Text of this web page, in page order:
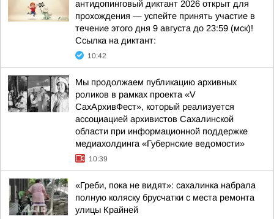
антидопинговый диктант 2026 открыт для
прохождения — успейте принять участие в
течение этого дня 9 августа до 23:59 (мск)!
Ссылка на диктант:
10:42
Мы продолжаем публикацию архивных
роликов в рамках проекта «V
СахАрхивФест», который реализуется
ассоциацией архивистов Сахалинской
области при информационной поддержке
медиахолдинга «Губернские ведомости»
10:39
«Греби, пока не видят»: сахалинка набрала
полную коляску брусчатки с места ремонта
улицы Крайней